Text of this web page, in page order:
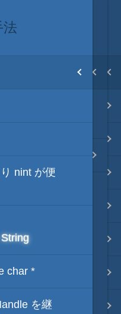
法
nint が便
char *
を継
語